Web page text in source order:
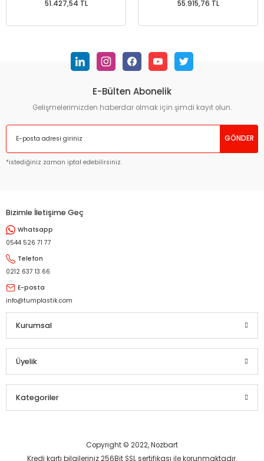
51.427,54 TL 55.915,76 TL
E-Bülten Abonelik
Gelişmelerimizden haberdar olmak için şimdi kayıt olun.
GÖNDER
*istediğiniz zaman iptal edebilirsiniz.
Bizimle İletişime Geç
Whatsapp
0544 526 71 77
Telefon
0212 637 13 66
E-posta
info@tumplastik.com
Kurumsal
Üyelik
Kategoriler
Copyright © 2022, Nozbart
Kredi kartı bilgileriniz 256Bit SSL sertifikası ile korunmaktadır.